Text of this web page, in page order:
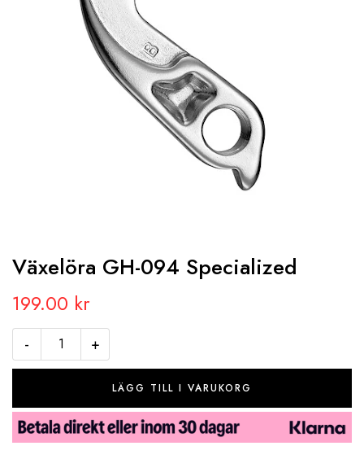
Växelöra GH­-094 Specialized
199.00 kr
- +
LÄGG TILL I VARUKORG